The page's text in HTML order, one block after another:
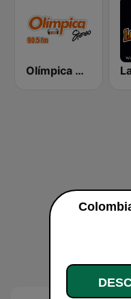
Olímpica Honda